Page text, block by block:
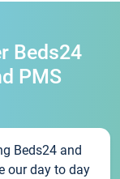
Beds24
PMS
Beds24 and
our day to day